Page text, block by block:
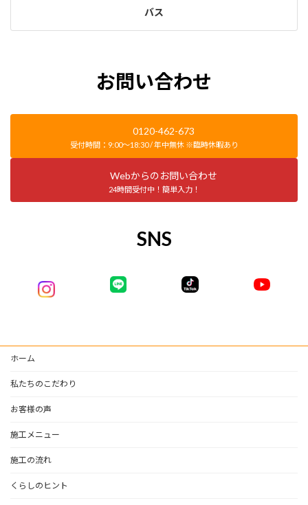
バス
お問い合わせ
0120-462-673
受付時間：9:00～18:30 / 年中無休 ※臨時休暇あり
Webからのお問い合わせ
24時間受付中！簡単入力！
SNS
ホーム
私たちのこだわり
お客様の声
施工メニュー
施工の流れ
くらしのヒント